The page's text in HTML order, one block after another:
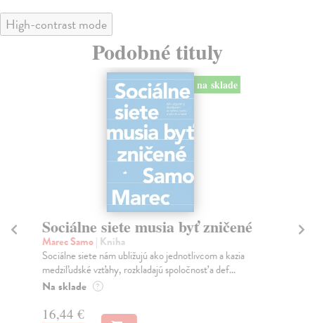
High-contrast mode
Podobné tituly
na sklade
Sociálne siete musia byť zničené
Marec Samo| Kniha
Sociálne siete nám ubližujú ako jednotlivcom a kazia
medziľudské vzťahy, rozkladajú spoločnosť a def...
Na sklade ?
16,44 €